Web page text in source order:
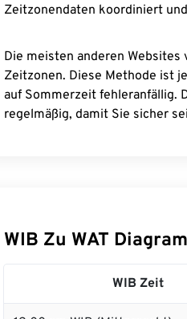
Zeitzonendaten koordiniert
Die meisten anderen
Zeitzonen. Diese Methode ist
auf Sommerzeit fehleranfällig.
regelmäßig, damit Sie sicher
WIB Zu WAT
WIB Zeit